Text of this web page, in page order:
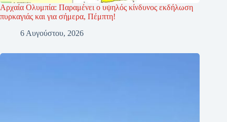
Αρχαία Ολυμπία: Παραμένει ο υψηλός κίνδυνος εκδήλωση
πυρκαγιάς και για σήμερα, Πέμπτη!
6 Αυγούστου, 2026